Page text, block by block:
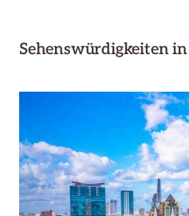
Sehenswürdigkeiten